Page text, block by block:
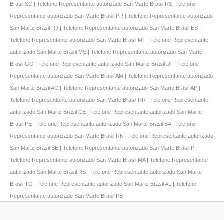
Brasil SC | Telefone Representante autorizado San Marte Brasil RS| Telefone
Representante autorizado San Marte Brasil PR | Telefone Representante autorizado
San Marte Brasil RJ | Telefone Representante autorizado San Marte Brasil ES |
Telefone Representante autorizado San Marte Brasil MT | Telefone Representante
autorizado San Marte Brasil MS | Telefone Representante autorizado San Marte
Brasil GO | Telefone Representante autorizado San Marte Brasil DF | Telefone
Representante autorizado San Marte Brasil AM | Telefone Representante autorizado
San Marte Brasil AC | Telefone Representante autorizado San Marte Brasil AP |
Telefone Representante autorizado San Marte Brasil RR | Telefone Representante
autorizado San Marte Brasil CE | Telefone Representante autorizado San Marte
Brasil PE | Telefone Representante autorizado San Marte Brasil BA | Telefone
Representante autorizado San Marte Brasil RN | Telefone Representante autorizado
San Marte Brasil SE | Telefone Representante autorizado San Marte Brasil PI |
Telefone Representante autorizado San Marte Brasil MA | Telefone Representante
autorizado San Marte Brasil RS | Telefone Representante autorizado San Marte
Brasil TO | Telefone Representante autorizado San Marte Brasil AL | Telefone
Representante autorizado San Marte Brasil PB